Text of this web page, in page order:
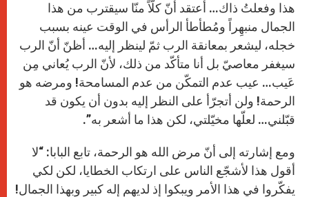
هذا وفعلتُ ذاك… أعتقد أنّ كلّاً منّا سيقترب من هذا
الجمال منبهِراً ومُطأطأ الرأس في الوقت عينه بسبب
خجله، ليشعر بمعانقة الرب ثمّ لينظر إليه… أظنّ أنّ الرب
سيغفر معاصيّ بل أنا متأكّد من ذلك، لأنّ الرب يُعاني مِن
عَيب… عيب عدم التمكّن من عدم المسامحة! ومرضه هو
الرحمة! ولن أتجرّأ على النظر إليه بدون أن يكون قد
قبّلني… لعلّها مخيّلتي، لكن هذا ما أشعر به”.
ومع إشارته إلى أنّ مرض الله هو الرحمة، تابع البابا: “لا
أقول هذا لأشجّع الناس على ارتكاب الخطايا، لكن لكي
يفكّروا في هذا الأمر ويبكوا إذ لديهم إله كبير وبهذا الجمال!